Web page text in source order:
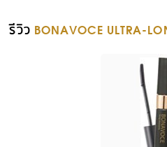
รีวิว BONAVOCE ULTRA-